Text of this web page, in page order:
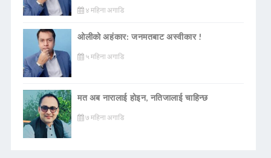
४ महिना अगाडि
ओलीको अहंकार: जनमतबाट अस्वीकार !
५ महिना अगाडि
मत अब नारालाई होइन, नतिजालाई चाहिन्छ
७ महिना अगाडि